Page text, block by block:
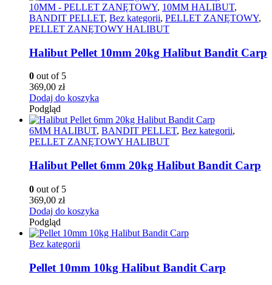
10MM - PELLET ZANĘTOWY, 10MM HALIBUT,
BANDIT PELLET, Bez kategorii, PELLET ZANĘTOWY,
PELLET ZANĘTOWY HALIBUT
Halibut Pellet 10mm 20kg Halibut Bandit Carp
0 out of 5
369,00 zł
Dodaj do koszyka
Podgląd
6MM HALIBUT, BANDIT PELLET, Bez kategorii,
PELLET ZANĘTOWY HALIBUT
Halibut Pellet 6mm 20kg Halibut Bandit Carp
0 out of 5
369,00 zł
Dodaj do koszyka
Podgląd
Bez kategorii
Pellet 10mm 10kg Halibut Bandit Carp